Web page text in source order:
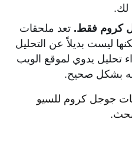
لك.
كروم فقط. تعد ملحقات
ليست بديلاً عن التحليل
تحليل يدوي لموقع الويب
بشكل صحيح.
جوجل كروم للسيو